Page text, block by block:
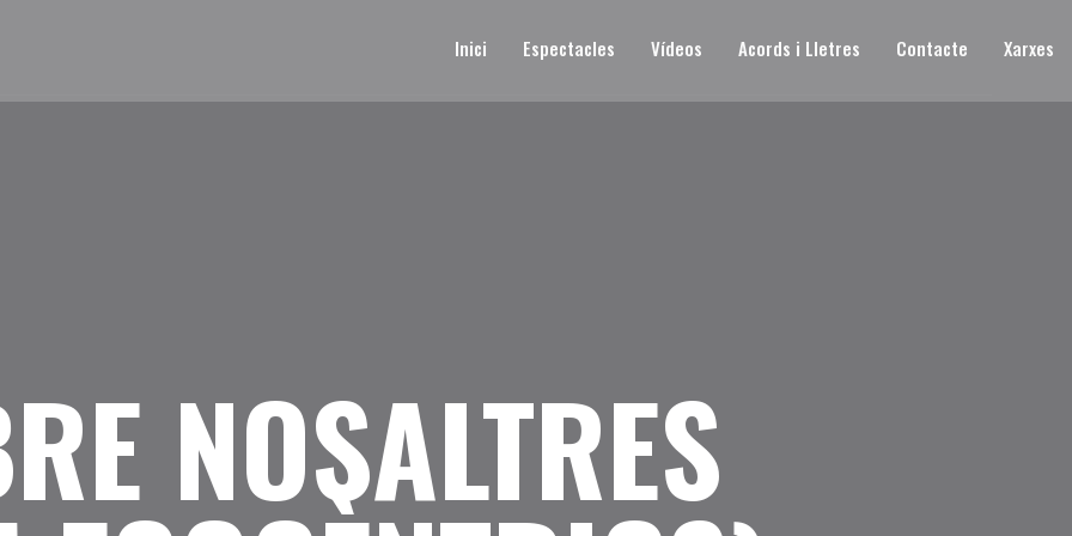
Inici Espectacles Vídeos Acords i Lletres Contacte Xarxes
NOSALTRES